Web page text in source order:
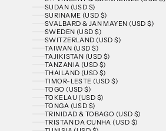
SUDAN (USD $)
SURINAME (USD $)
SVALBARD & JAN MAYEN (USD $)
SWEDEN (USD $)
SWITZERLAND (USD $)
TAIWAN (USD $)
TAJIKISTAN (USD $)
TANZANIA (USD $)
THAILAND (USD $)
TIMOR-LESTE (USD $)
TOGO (USD $)
TOKELAU (USD $)
TONGA (USD $)
TRINIDAD & TOBAGO (USD $)
TRISTAN DA CUNHA (USD $)